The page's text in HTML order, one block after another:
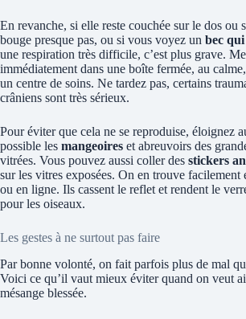
En revanche, si elle reste couchée sur le dos ou
bouge presque pas, ou si vous voyez un bec
une respiration très difficile, c’est plus grave.
immédiatement dans une boîte fermée, au
un centre de soins. Ne tardez pas, certains
crâniens sont très sérieux.
Pour éviter que cela ne se reproduise, éloignez
possible les mangeoires et abreuvoirs des
vitrées. Vous pouvez aussi coller des stickers
sur les vitres exposées. On en trouve facilement
ou en ligne. Ils cassent le reflet et rendent le
pour les oiseaux.
Les gestes à ne surtout pas faire
Par bonne volonté, on fait parfois plus de mal
Voici ce qu’il vaut mieux éviter quand on veut
mésange blessée.